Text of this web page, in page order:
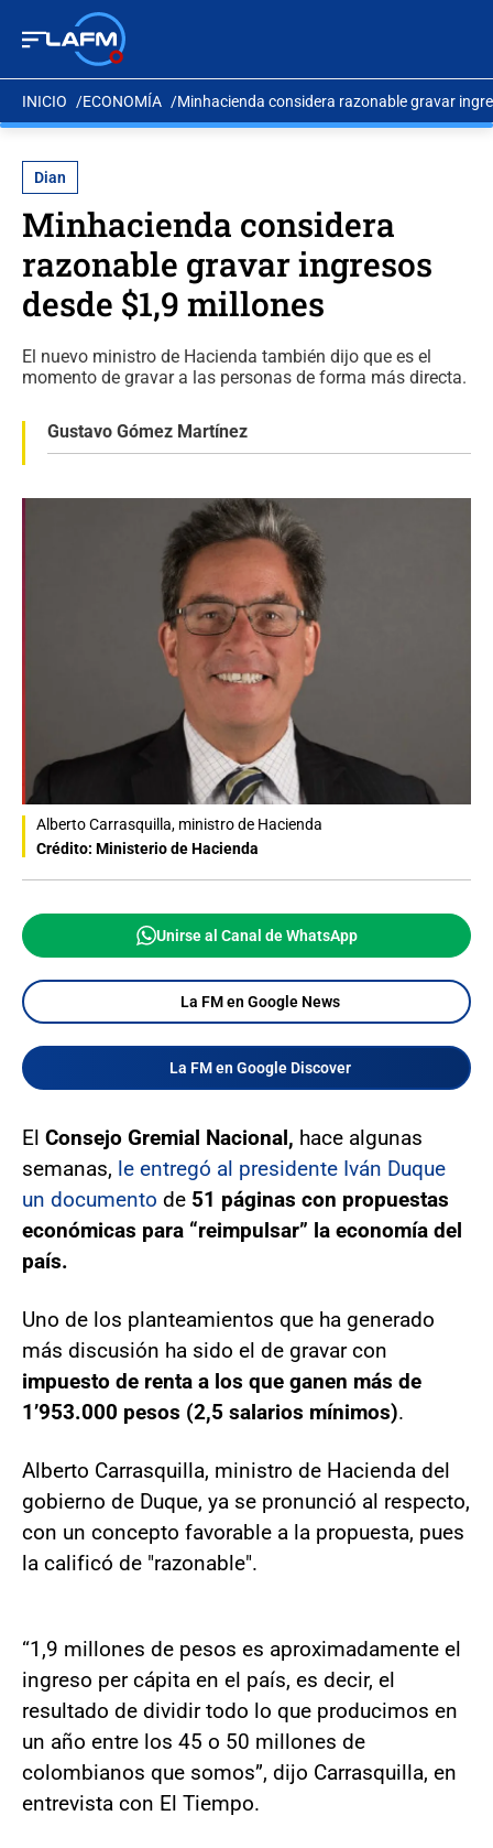
INICIO ECONOMÍA Minhacienda considera razonable gravar
Dian
Minhacienda considera
razonable gravar ingresos
desde $1,9 millones
El nuevo ministro de Hacienda también dijo que es el
momento de gravar a las personas de forma más directa.
Gustavo Gómez Martínez
Alberto Carrasquilla, ministro de Hacienda
Crédito: Ministerio de Hacienda
Unirse al Canal de WhatsApp
La FM en Google News
La FM en Google Discover
El Consejo Gremial Nacional, hace algunas
semanas, le entregó al presidente Iván Duque
un documento de 51 páginas con propuestas
económicas para “reimpulsar” la economía del
país.
Uno de los planteamientos que ha generado
más discusión ha sido el de gravar con
impuesto de renta a los que ganen más de
1’953.000 pesos (2,5 salarios mínimos).
Alberto Carrasquilla, ministro de Hacienda del
gobierno de Duque, ya se pronunció al respecto,
con un concepto favorable a la propuesta, pues
la calificó de "razonable".
“1,9 millones de pesos es aproximadamente el
ingreso per cápita en el país, es decir, el
resultado de dividir todo lo que producimos en
un año entre los 45 o 50 millones de
colombianos que somos”, dijo Carrasquilla, en
entrevista con El Tiempo.